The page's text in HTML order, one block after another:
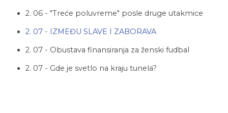
2. 06 - "Treće poluvreme" posle druge utakmice
2. 07 - IZMEĐU SLAVE I ZABORAVA
2. 07 - Obustava finansiranja za ženski fudbal
2. 07 - Gde je svetlo na kraju tunela?